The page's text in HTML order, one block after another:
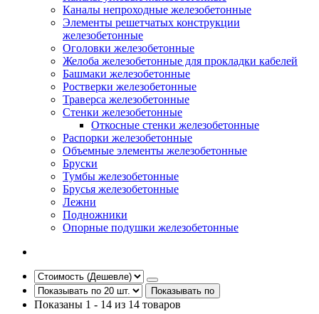
Каналы непроходные железобетонные
Элементы решетчатых конструкции
железобетонные
Оголовки железобетонные
Желоба железобетонные для прокладки кабелей
Башмаки железобетонные
Ростверки железобетонные
Траверса железобетонные
Стенки железобетонные
Откосные стенки железобетонные
Распорки железобетонные
Объемные элементы железобетонные
Бруски
Тумбы железобетонные
Брусья железобетонные
Лежни
Подножники
Опорные подушки железобетонные
Показывать по
Показаны 1 - 14 из 14 товаров